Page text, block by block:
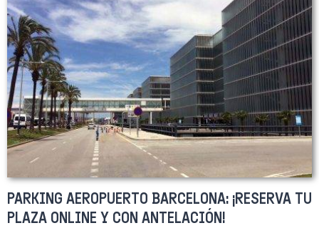
A
BARCELONA
PARKING AEROPUERTO BARCELONA: ¡RESERVA TU
PLAZA ONLINE Y CON ANTELACIÓN!